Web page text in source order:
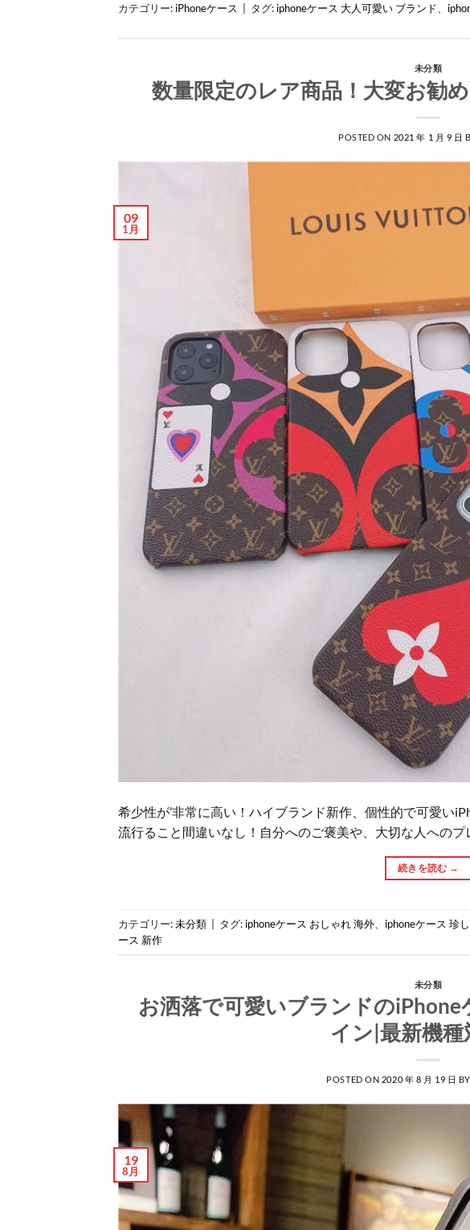
カテゴリー: iPhoneケース タグ: iphoneケース 大人可愛い ブランド
未分類
数量限定のレア商品！大変お勧
POSTED ON 2021 年 1 月 9 日
09
1月
希少性が’非常に高い！ハイブランド新作、個性的で可愛い
流行ること間違いなし！自分へのご褒美や、大切な人へのプ
続きを読む →
カテゴリー:未分類 タグ: iphoneケース おしゃれ 海外 iphoneケース 珍
ース 新作
未分類
お洒落で可愛いブランドの
イン|最新機種
POSTED ON 2020 年 8 月 19 日 BY
19
8月